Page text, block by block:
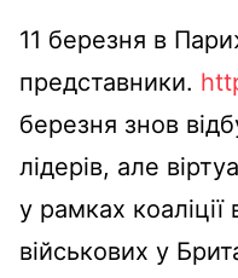
11 березня в
представники.
березня знов
лідерів, але
у рамках
військових у